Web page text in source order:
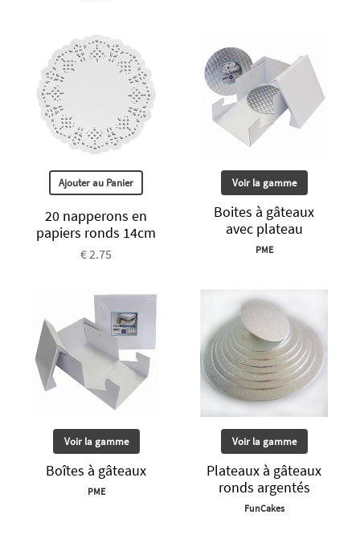
Ajouter au Panier
20 napperons en
papiers ronds 14cm
€ 2.75
Voir la gamme
Boites à gâteaux
avec plateau
PME
Voir la gamme
Boîtes à gâteaux
PME
Voir la gamme
Plateaux à gâteaux
ronds argentés
FunCakes